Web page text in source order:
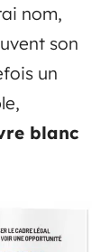
nom,
son
un
blanc